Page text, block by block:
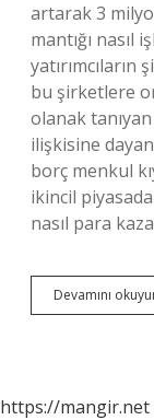
artarak 3
mantığı nasıl
bu şirketlere
olanak
ilişkisine
borç menkul
ikincil
nasıl para
Devamını
https://mangir.net